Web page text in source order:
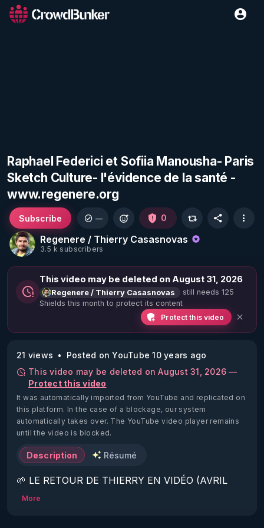
Raphael Federici et Sofiia Manousha- Paris
Sketch Culture- l'évidence de la santé -
www.regenere.org
Regenere / Thierry Casasnovas
3.5 k subscribers
Subscribe — 0
This video may be deleted on August 31, 2026
Regenere / Thierry Casasnovas
still needs 125
Shields this month to protect its content
Protect this video
21 views
Posted on YouTube 10 years ago
This video may be deleted on August 31, 2026 —
Protect this video
It was automatically imported from YouTube and replicated on
this platform. In the case of a blockage, our system
automatically takes over. The YouTube video player remains
until the video is blocked.
Description Résumé
🌱 LE RETOUR DE THIERRY EN VIDÉO (AVRIL
2022)!
More